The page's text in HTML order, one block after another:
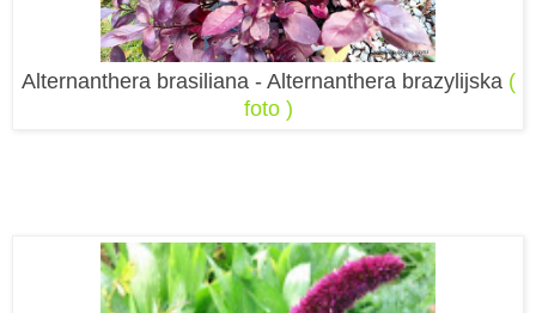
Alternanthera brasiliana - Alternanthera brazylijska (
foto )